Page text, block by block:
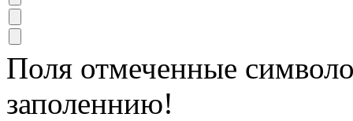
Поля отмеченные
заполеннию!